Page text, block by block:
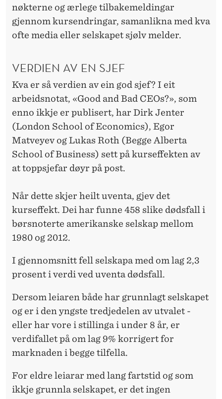
nøkterne og ærlege tilbakemeldingar
gjennom kursendringar, samanlikna med kva
ofte media eller selskapet sjølv melder.
VERDIEN AV EN SJEF
Kva er så verdien av ein god sjef? I eit
arbeidsnotat, «Good and Bad CEOs?», som
enno ikkje er publisert, har Dirk Jenter
(London School of Economics), Egor
Matveyev og Lukas Roth (Begge Alberta
School of Business) sett på kurseffekten av
at toppsjefar døyr på post.
Når dette skjer heilt uventa, gjev det
kurseffekt. Dei har funne 458 slike dødsfall i
børsnoterte amerikanske selskap mellom
1980 og 2012.
I gjennomsnitt fell selskapa med om lag 2,3
prosent i verdi ved uventa dødsfall.
Dersom leiaren både har grunnlagt selskapet
og er i den yngste tredjedelen av utvalet -
eller har vore i stillinga i under 8 år, er
verdifallet på om lag 9% korrigert for
marknaden i begge tilfella.
For eldre leiarar med lang fartstid og som
ikkje grunnla selskapet, er det ingen